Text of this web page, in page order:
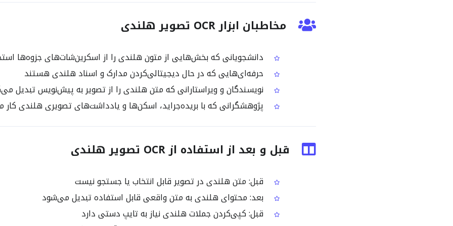
مخاطبان ابزار OCR تصویر هلندی
دانشجویانی که بخش‌هایی از متون هلندی را از اسکرین‌شات‌های جزوه‌ها
حرفه‌ای‌هایی که در حال دیجیتالی‌کردن مدارک و اسناد هلندی هستند
نویسندگان و ویراستارانی که متن هلندی را از تصویر به پیش‌نویس تبدیل
پژوهشگرانی که با بریده‌جراید، اسکن‌ها و یادداشت‌های تصویری هلندی کار
قبل و بعد از استفاده از OCR تصویر هلندی
قبل: متن هلندی در تصویر قابل انتخاب یا جستجو نیست
بعد: محتوای هلندی به متن واقعی قابل استفاده تبدیل می‌شود
قبل: کپی‌کردن جملات هلندی نیاز به تایپ دستی دارد